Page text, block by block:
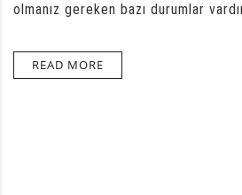
olmanız gereken bazı durumlar
READ MORE